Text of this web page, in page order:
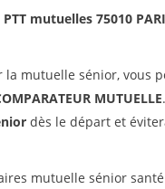
mutuelles 75010
mutuelle sénior, vous
MUTUELLE
dès le départ et
mutuelle sénior